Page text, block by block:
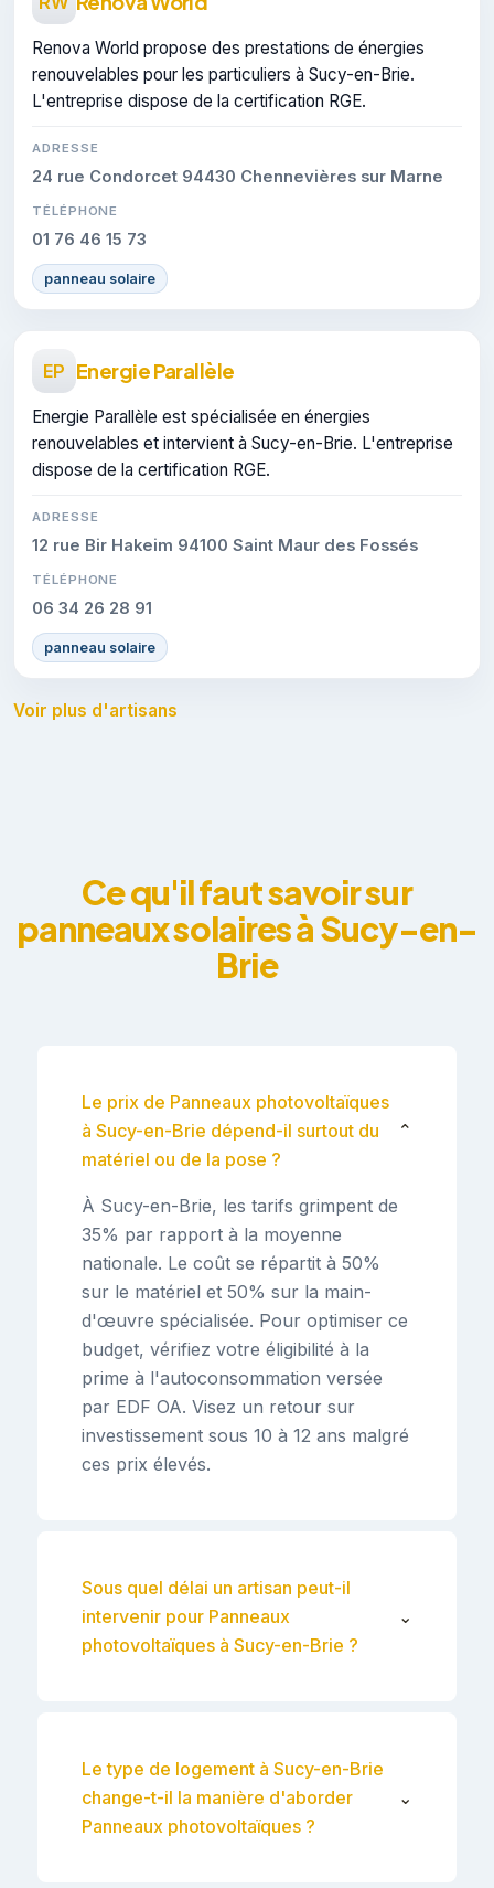
Renova World propose des prestations de énergies
renouvelables pour les particuliers à Sucy-en-Brie.
L'entreprise dispose de la certification RGE.
ADRESSE
24 rue Condorcet 94430 Chennevières sur Marne
TÉLÉPHONE
01 76 46 15 73
panneau solaire
EP Energie Parallèle
Energie Parallèle est spécialisée en énergies
renouvelables et intervient à Sucy-en-Brie. L'entreprise
dispose de la certification RGE.
ADRESSE
12 rue Bir Hakeim 94100 Saint Maur des Fossés
TÉLÉPHONE
06 34 26 28 91
panneau solaire
Voir plus d'artisans
Ce qu'il faut savoir sur
panneaux solaires à Sucy-en-
Brie
Le prix de Panneaux photovoltaïques
à Sucy-en-Brie dépend-il surtout du
matériel ou de la pose ?
⌄
À Sucy-en-Brie, les tarifs grimpent de
35% par rapport à la moyenne
nationale. Le coût se répartit à 50%
sur le matériel et 50% sur la main-
d'œuvre spécialisée. Pour optimiser ce
budget, vérifiez votre éligibilité à la
prime à l'autoconsommation versée
par EDF OA. Visez un retour sur
investissement sous 10 à 12 ans malgré
ces prix élevés.
Sous quel délai un artisan peut-il
intervenir pour Panneaux
photovoltaïques à Sucy-en-Brie ?
⌄
Le type de logement à Sucy-en-Brie
change-t-il la manière d'aborder
Panneaux photovoltaïques ?
⌄